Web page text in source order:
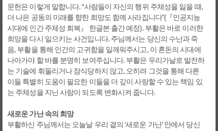
문헌은 이렇게 말합니다. “사람들이 자신의 행위 주체성을 잃을 때,
더 나은 공동의 미래를 향한 희망도 함께 사라집니다”(『인공지능
시대에 인간 주체성 회복』 한글본 출간 예정). 부활은 바로 이러한
희망을 다시 일으키는 사건입니다. 주님께서는 당신의 수난과 죽
음, 부활을 통해 인간의 고귀함을 일깨워주시고, 이 혼돈의 시대에
나아가야 할 바를 분명히 보여주십니다. 부활은 우리가날로 발전하
는 기술에 휘둘리거나 잠식당하지 않고, 오히려 그것을 통해 다른
이들 특별히 도움이 필요한 이들을 더 깊이 사랑할 수 있는 책임 있
는 주체성을 지닌 사람이 되도록 변화시켜 줍니다.
새로운 가난 속의 희망
부활하신 주님께서는 오늘날 우리 곁의 ‘새로운 가난’ 안에서 당신